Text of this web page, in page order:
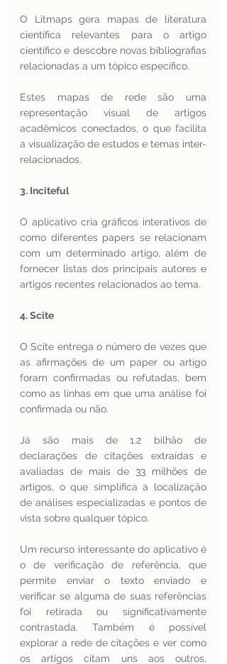
O Litmaps gera mapas de literatura
científica relevantes para o artigo
científico e descobre novas bibliografias
relacionadas a um tópico específico.
Estes mapas de rede são uma
representação visual de artigos
acadêmicos conectados, o que facilita
a visualização de estudos e temas inter-
relacionados.
3. Inciteful
O aplicativo cria gráficos interativos de
como diferentes papers se relacionam
com um determinado artigo, além de
fornecer listas dos principais autores e
artigos recentes relacionados ao tema.
4. Scite
O Scite entrega o número de vezes que
as afirmações de um paper ou artigo
foram confirmadas ou refutadas, bem
como as linhas em que uma análise foi
confirmada ou não.
Já são mais de 1.2 bilhão de
declarações de citações extraídas e
avaliadas de mais de 33 milhões de
artigos, o que simplifica a localização
de análises especializadas e pontos de
vista sobre qualquer tópico.
Um recurso interessante do aplicativo é
o de verificação de referência, que
permite enviar o texto enviado e
verificar se alguma de suas referências
foi retirada ou significativamente
contrastada. Também é possível
explorar a rede de citações e ver como
os artigos citam uns aos outros,